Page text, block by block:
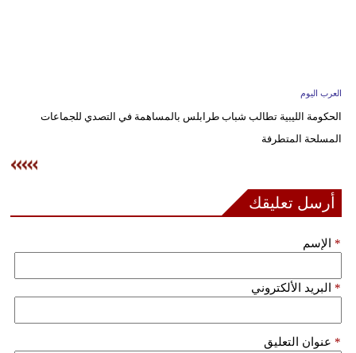
وتكنولوجيا
بيئة
سيارات
العرب اليوم
الحكومة الليبية تطالب شباب طرابلس بالمساهمة في التصدي للجماعات
المسلحة المتطرفة
أرسل تعليقك
الإسم *
البريد الألكتروني *
عنوان التعليق *